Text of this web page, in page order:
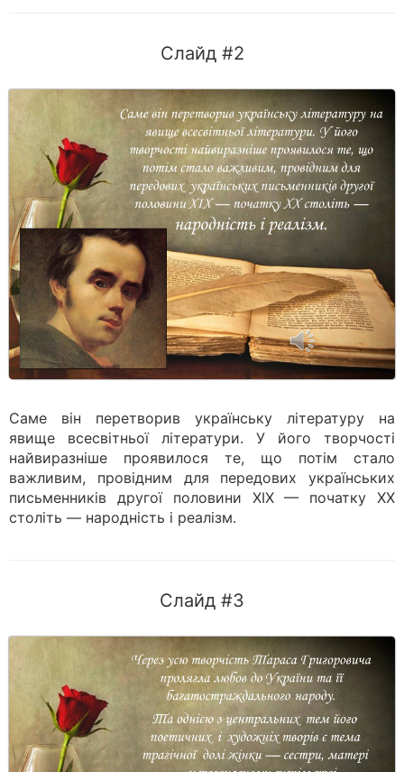
Слайд #2
Саме він перетворив українську літературу на
явище всесвітньої літератури. У його творчості
найвиразніше проявилося те, що потім стало
важливим, провідним для передових українських
письменників другої половини XIX — початку XX
століть — народність і реалізм.
Слайд #3